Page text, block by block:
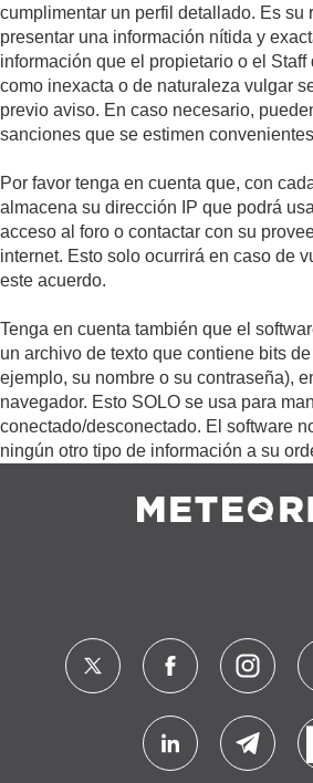
cumplimentar un perfil detallado. Es su
presentar una información nítida y
información que el propietario o el Staff
como inexacta o de naturaleza vulgar
previo aviso. En caso necesario,
sanciones que se estimen
Por favor tenga en cuenta que, con
almacena su dirección IP que podrá
acceso al foro o contactar con su
internet. Esto solo ocurrirá en caso de
este acuerdo.
Tenga en cuenta también que el
un archivo de texto que contiene bits
ejemplo, su nombre o su contraseña),
navegador. Esto SOLO se usa para
conectado/desconectado. El software
ningún otro tipo de información a su